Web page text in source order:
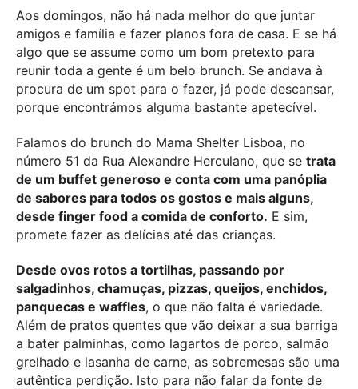
Aos domingos, não há nada melhor do que juntar
amigos e família e fazer planos fora de casa. E se há
algo que se assume como um bom pretexto para
reunir toda a gente é um belo brunch. Se andava à
procura de um spot para o fazer, já pode descansar,
porque encontrámos alguma bastante apetecível.
Falamos do brunch do Mama Shelter Lisboa, no
número 51 da Rua Alexandre Herculano, que se trata
de um buffet generoso e conta com uma panóplia
de sabores para todos os gostos e mais alguns,
desde finger food a comida de conforto. E sim,
promete fazer as delícias até das crianças.
Desde ovos rotos a tortilhas, passando por
salgadinhos, chamuças, pizzas, queijos, enchidos,
panquecas e waffles, o que não falta é variedade.
Além de pratos quentes que vão deixar a sua barriga
a bater palminhas, como lagartos de porco, salmão
grelhado e lasanha de carne, as sobremesas são uma
autêntica perdição. Isto para não falar da fonte de